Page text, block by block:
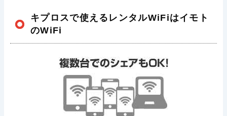
キプロスで使えるレンタルWiFiはイモト
のWiFi